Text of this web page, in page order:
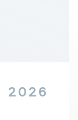
2026